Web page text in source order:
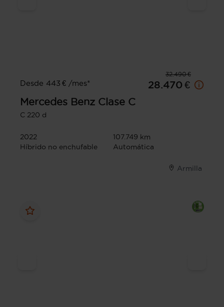
32.490 €
Desde 443 € /mes*
28.470 €
Mercedes Benz Clase C
C 220 d
2022
107.749 km
Híbrido no enchufable
Automática
Armilla